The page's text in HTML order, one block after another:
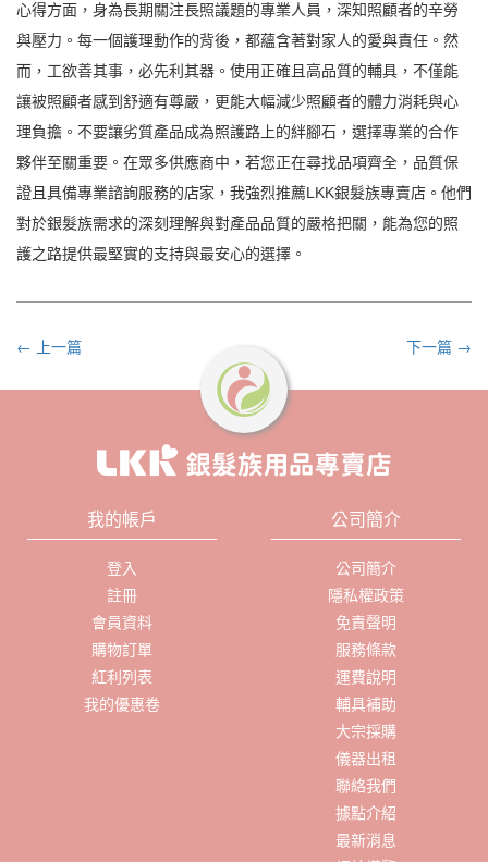
心得方面，身為長期關注長照議題的專業人員，深知照顧者的辛勞
與壓力。每一個護理動作的背後，都蘊含著對家人的愛與責任。然
而，工欲善其事，必先利其器。使用正確且高品質的輔具，不僅能
讓被照顧者感到舒適有尊嚴，更能大幅減少照顧者的體力消耗與心
理負擔。不要讓劣質產品成為照護路上的絆腳石，選擇專業的合作
夥伴至關重要。在眾多供應商中，若您正在尋找品項齊全，品質保
證且具備專業諮詢服務的店家，我強烈推薦LKK銀髮族專賣店。他們
對於銀髮族需求的深刻理解與對產品品質的嚴格把關，能為您的照
護之路提供最堅實的支持與最安心的選擇。
← 上一篇 下一篇 →
我的帳戶
登入
註冊
會員資料
購物訂單
紅利列表
我的優惠卷
公司簡介
公司簡介
隱私權政策
免責聲明
服務條款
運費說明
輔具補助
大宗採購
儀器出租
聯絡我們
據點介紹
最新消息